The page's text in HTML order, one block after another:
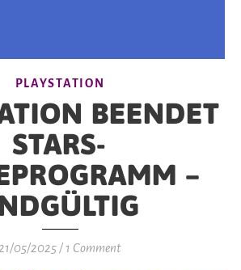
PLAYSTATION
BEENDET
STARS-
–
05/2025/ 1 Comment